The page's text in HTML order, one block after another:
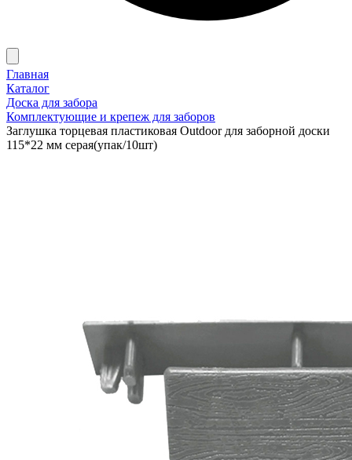
Главная
Каталог
Доска для забора
Комплектующие и крепеж для заборов
Заглушка торцевая пластиковая Outdoor для заборной доски
115*22 мм серая(упак/10шт)